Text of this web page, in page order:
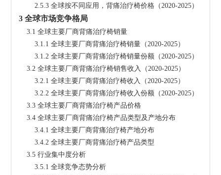
        2.5.3 全球按不同应用，背痛治疗椅价格（2020-2025）
3 全球市场竞争格局
    3.1 全球主要厂商背痛治疗椅销量
        3.1.1 全球主要厂商背痛治疗椅销量（2020-2025）
        3.1.2 全球主要厂商背痛治疗椅销量份额（2020-2025）
    3.2 全球主要厂商背痛治疗椅销售收入（2020-2025）
        3.2.1 全球主要厂商背痛治疗椅收入（2020-2025）
        3.2.2 全球主要厂商背痛治疗椅收入份额（2020-2025）
    3.3 全球主要厂商背痛治疗椅产品价格
    3.4 全球主要厂商背痛治疗椅产品类型及产地分布
        3.4.1 全球主要厂商背痛治疗椅产地分布
        3.4.2 全球主要厂商背痛治疗椅产品类型
    3.5 行业集中度分析
        3.5.1 全球竞争态势分析